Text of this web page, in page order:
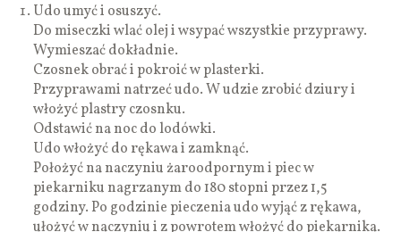
Udo umyć i osuszyć.
Do miseczki wlać olej i wsypać wszystkie przyprawy.
Wymieszać dokładnie.
Czosnek obrać i pokroić w plasterki.
Przyprawami natrzeć udo. W udzie zrobić dziury i
włożyć plastry czosnku.
Odstawić na noc do lodówki.
Udo włożyć do rękawa i zamknąć.
Położyć na naczyniu żaroodpornym i piec w
piekarniku nagrzanym do 180 stopni przez 1,5
godziny. Po godzinie pieczenia udo wyjąć z rękawa,
ułożyć w naczyniu i z powrotem włożyć do piekarnika.